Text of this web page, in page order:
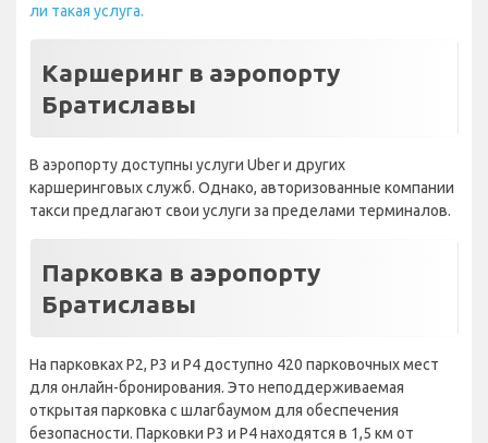
ли такая услуга.
Каршеринг в аэропорту
Братиславы
В аэропорту доступны услуги Uber и других
каршеринговых служб. Однако, авторизованные компании
такси предлагают свои услуги за пределами терминалов.
Парковка в аэропорту
Братиславы
На парковках P2, P3 и P4 доступно 420 парковочных мест
для онлайн-бронирования. Это неподдерживаемая
открытая парковка с шлагбаумом для обеспечения
безопасности. Парковки P3 и P4 находятся в 1,5 км от